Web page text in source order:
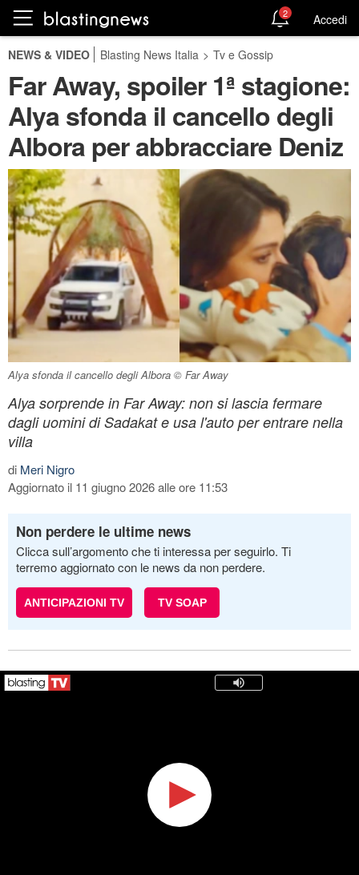
2 Accedi
NEWS & VIDEO Blasting News Italia > Tv e Gossip
Far Away, spoiler 1ª stagione:
Alya sfonda il cancello degli
Albora per abbracciare Deniz
Alya sfonda il cancello degli Albora © Far Away
Alya sorprende in Far Away: non si lascia fermare
dagli uomini di Sadakat e usa l'auto per entrare nella
villa
di Meri Nigro
Aggiornato il 11 giugno 2026 alle ore 11:53
Non perdere le ultime news
Clicca sull’argomento che ti interessa per seguirlo. Ti
terremo aggiornato con le news da non perdere.
ANTICIPAZIONI TV TV SOAP